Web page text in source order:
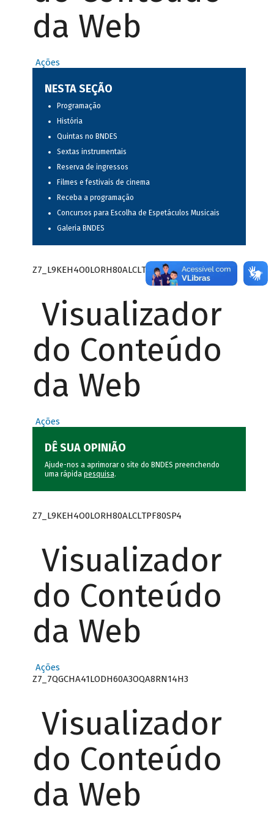
da Web
Ações
NESTA SEÇÃO
Programação
História
Quintas no BNDES
Sextas instrumentais
Reserva de ingressos
Filmes e festivais de cinema
Receba a programação
Concursos para Escolha de Espetáculos Musicais
Galeria BNDES
Z7_L9KEH4O0LORH80ALCLTPF80S97
Visualizador
do Conteúdo
da Web
Ações
DÊ SUA OPINIÃO
Ajude-nos a aprimorar o site do BNDES preenchendo
uma rápida pesquisa.
Z7_L9KEH4O0LORH80ALCLTPF80SP4
Visualizador
do Conteúdo
da Web
Ações
Z7_7QGCHA41LODH60A3OQA8RN14H3
Visualizador
do Conteúdo
da Web